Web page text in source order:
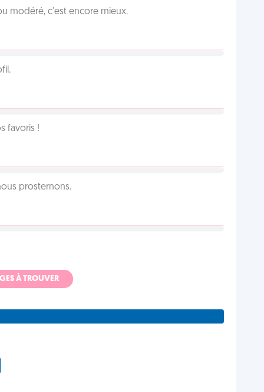
modéré, c'est encore mieux.
favoris !
prosternons.
À TROUVER